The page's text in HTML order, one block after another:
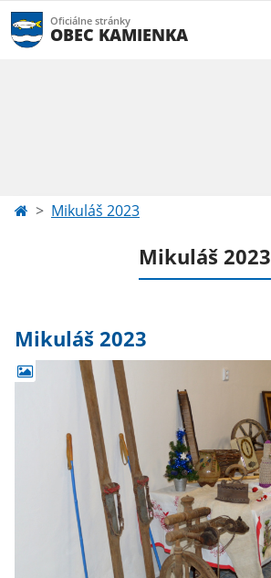
Oficiálne stránky
OBEC KAMIENKA
Mikuláš 2023
Mikuláš 2023
Mikuláš 2023